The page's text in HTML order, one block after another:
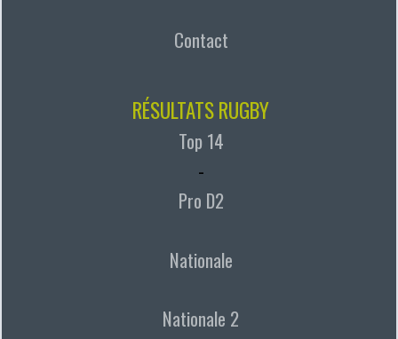
Contact
RÉSULTATS RUGBY
Top 14
-
Pro D2
Nationale
Nationale 2